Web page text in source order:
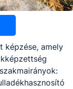
képzése, amely